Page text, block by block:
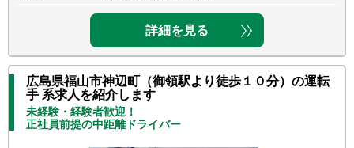
詳細を見る
広島県福山市神辺町（御領駅より徒歩１０分）の運転
手 系求人を紹介します
未経験・経験者歓迎！
正社員前提の中距離ドライバー